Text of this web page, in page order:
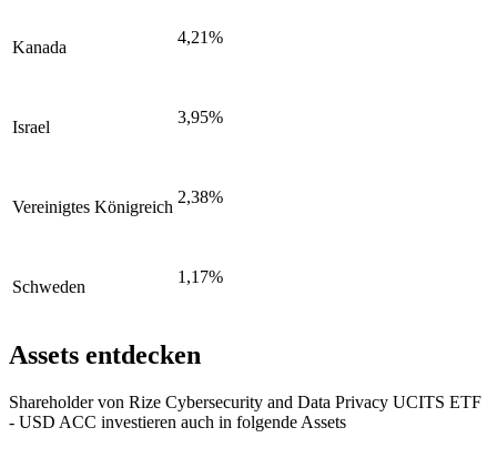
Kanada
4,21%
Israel
3,95%
Vereinigtes Königreich
2,38%
Schweden
1,17%
Assets entdecken
Shareholder von Rize Cybersecurity and Data Privacy UCITS ETF
- USD ACC investieren auch in folgende Assets